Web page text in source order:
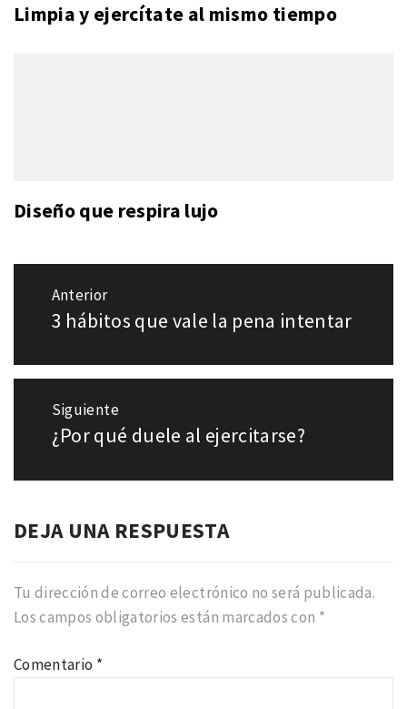
Limpia y ejercítate al mismo tiempo
Diseño que respira lujo
Navegación
entradas
Anterior
Entrada
3 hábitos que vale la pena intentar
Siguiente
Entrada
¿Por qué duele al ejercitarse?
DEJA UNA RESPUESTA
Tu dirección de correo electrónico no será publicada.
Los campos obligatorios están marcados con *
Comentario *